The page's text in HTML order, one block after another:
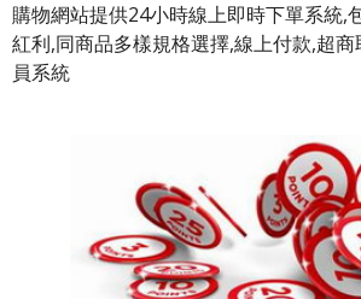
購物網站提供24小時線上即時下單系統,
紅利,同商品多樣規格選擇,線上付款,超
員系統